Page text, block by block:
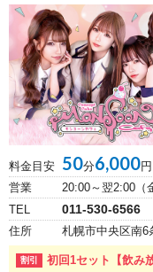
料金目安 50分6,000
営業
20:00～翌2:00（
TEL
011-530-6566
住所 札幌市中央区南6
初回1セット【飲み